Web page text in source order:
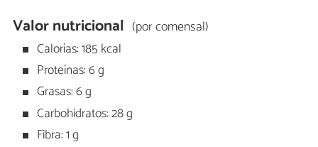
Valor nutricional (por comensal)
Calorías: 185 kcal
Proteínas: 6 g
Grasas: 6 g
Carbohidratos: 28 g
Fibra: 1 g